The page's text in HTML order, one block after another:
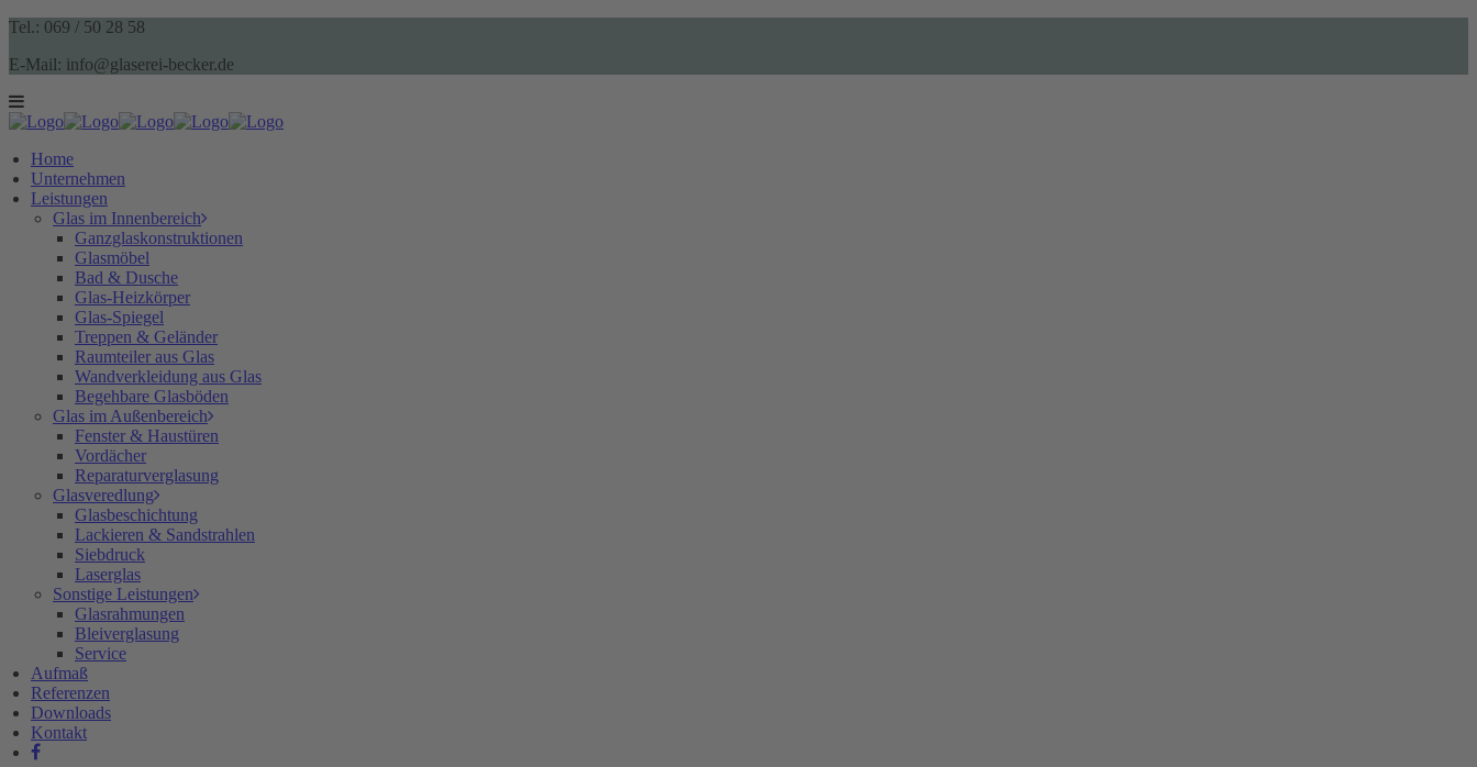
Tel.: 069 / 50 28 58
E-Mail: info@glaserei-becker.de
Home
Unternehmen
Leistungen
Glas im Innenbereich
Ganzglaskonstruktionen
Glasmöbel
Bad & Dusche
Glas-Heizkörper
Glas-Spiegel
Treppen & Geländer
Raumteiler aus Glas
Wandverkleidung aus Glas
Begehbare Glasböden
Glas im Außenbereich
Fenster & Haustüren
Vordächer
Reparaturverglasung
Glasveredlung
Glasbeschichtung
Lackieren & Sandstrahlen
Siebdruck
Laserglas
Sonstige Leistungen
Glasrahmungen
Bleiverglasung
Service
Aufmaß
Referenzen
Downloads
Kontakt